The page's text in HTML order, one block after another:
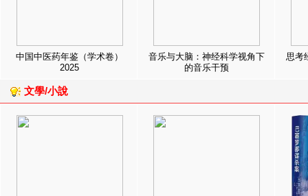
中国中医药年鉴（学术卷）
2025
音乐与大脑：神经科学视角下
的音乐干预
思考
文學/小說